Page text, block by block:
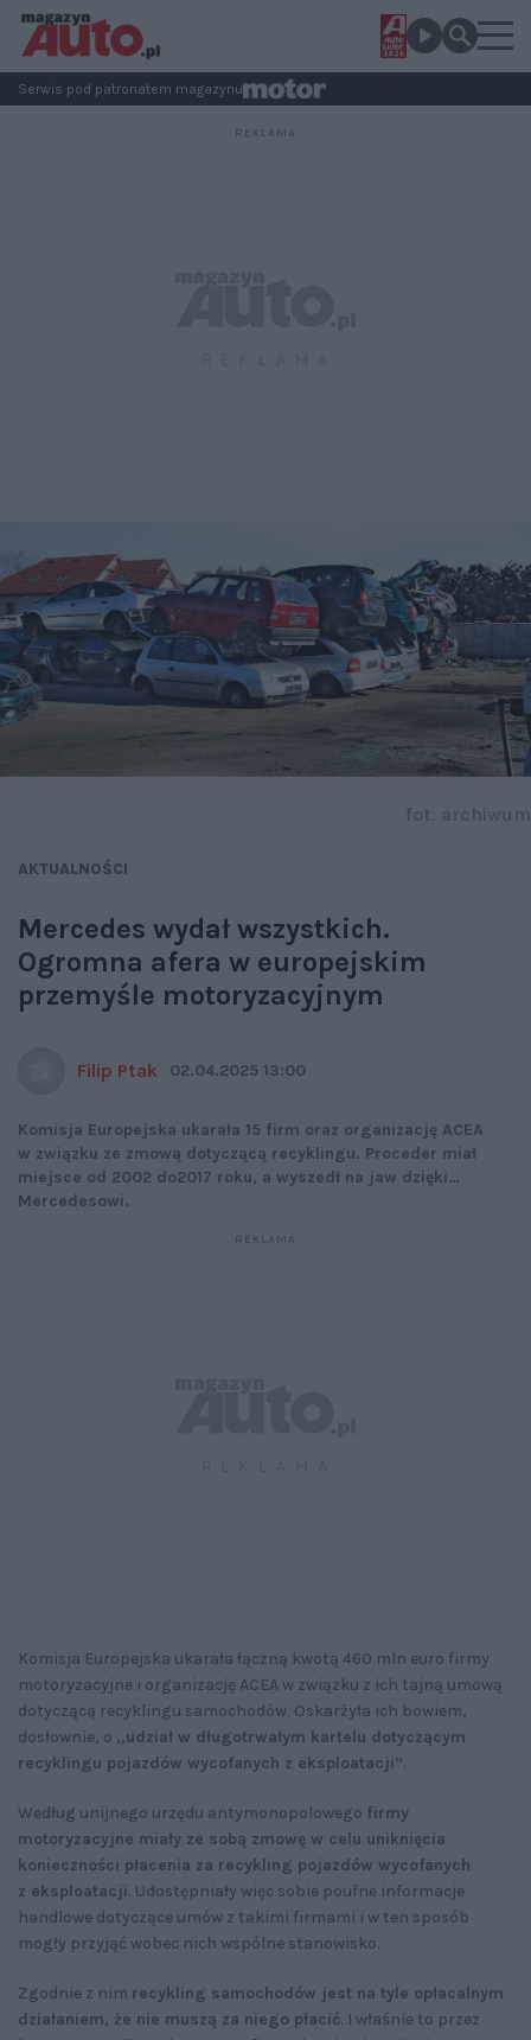
Serwis pod patronatem magazynu
AKTUALNOŚCI
Mercedes wydał wszystkich.
Ogromna afera w europejskim
przemyśle motoryzacyjnym
Filip Ptak 02.04.2025 13:00
Komisja Europejska ukarała 15 firm oraz organizację ACEA
w związku ze zmową dotyczącą recyklingu. Proceder miał
miejsce od 2002 do2017 roku, a wyszedł na jaw dzięki…
Mercedesowi.
Komisja Europejska ukarała łączną kwotą 460 mln euro firmy
motoryzacyjne i organizację ACEA w związku z ich tajną umową
dotyczącą recyklingu samochodów. Oskarżyła ich bowiem,
dosłownie, o „udział w długotrwałym kartelu dotyczącym
recyklingu pojazdów wycofanych z eksploatacji”.
Według unijnego urzędu antymonopolowego firmy
motoryzacyjne miały ze sobą zmowę w celu uniknięcia
konieczności płacenia za recykling pojazdów wycofanych
z eksploatacji. Udostępniały więc sobie poufne informacje
handlowe dotyczące umów z takimi firmami i w ten sposób
mogły przyjąć wobec nich wspólne stanowisko.
Zgodnie z nim recykling samochodów jest na tyle opłacalnym
działaniem, że nie muszą za niego płacić. I właśnie to przez